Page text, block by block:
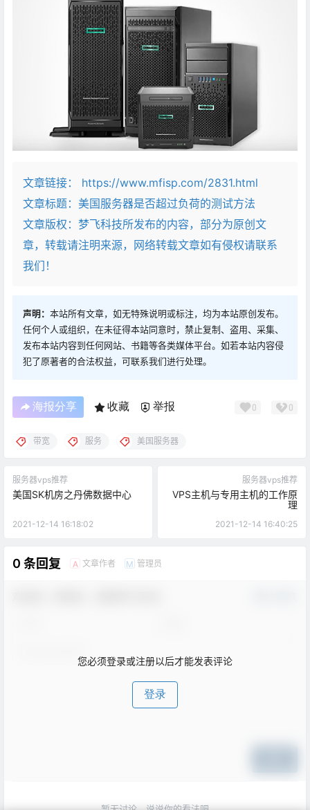
文章链接：
https://www.mfisp.com/2831.html
文章标题： 美国服务器是否超过负荷的测试方法
文章版权：梦飞科技所发布的内容，部分为原创文
章，转载请注明来源，网络转载文章如有侵权请联系
我们！
声明： 本站所有文章，如无特殊说明或标注，均为本站原创发布。
任何个人或组织，在未征得本站同意时，禁止复制、盗用、采集、
发布本站内容到任何网站、书籍等各类媒体平台。如若本站内容侵
犯了原著者的合法权益，可联系我们进行处理。
海报分享 收藏 举报 0 0
带宽 服务 美国服务器
服务器vps推荐
美国SK机房之丹佛数据中心
2021-12-14 16:18:02
服务器vps推荐
VPS主机与专用主机的工作原
理
2021-12-14 16:40:25
0 条回复 A 文章作者 M 管理员
您必须登录或注册以后才能发表评论
登录